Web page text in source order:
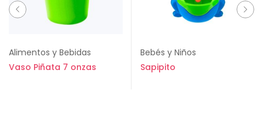
Alimentos y Bebidas
Vaso Piñata 7 onzas
Bebés y Niños
Sapipito